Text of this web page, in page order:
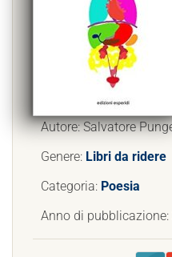
Autore: Salvatore
Genere: Libri da ridere
Categoria: Poesia
Anno di pubblicazione: